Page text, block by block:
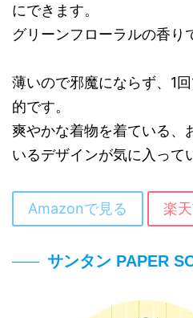
にできます。
グリーンフローラルの香り
薄いので邪魔にならず、1
的です。
爽やかな着物を着ている、
いるデザインが気に入って
Amazonで見る 楽
サンタン PAPER